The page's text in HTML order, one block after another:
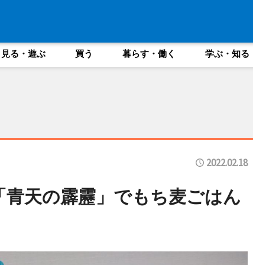
見る・遊ぶ 買う 暮らす・働く 学ぶ・知る
2022.02.18
天の霹靂」でもち麦ごはん